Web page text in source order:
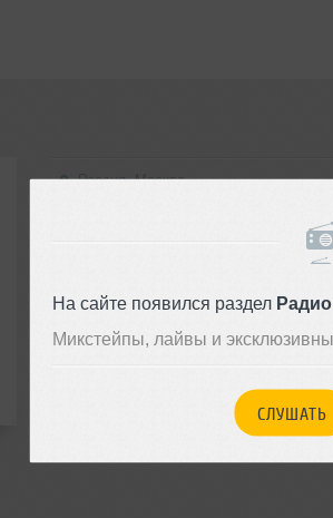
На сайте появился раздел Радио
Микстейпы, лайвы и
СЛУШАТЬ
Россия, Москва